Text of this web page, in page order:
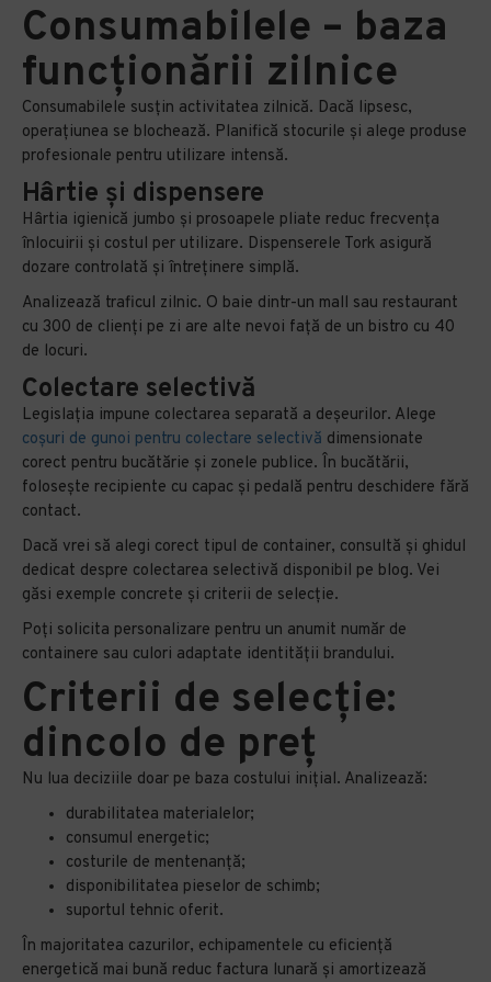
Consumabilele – baza
funcționării zilnice
Consumabilele susțin activitatea zilnică. Dacă lipsesc,
operațiunea se blochează. Planifică stocurile și alege produse
profesionale pentru utilizare intensă.
Hârtie și dispensere
Hârtia igienică jumbo și prosoapele pliate reduc frecvența
înlocuirii și costul per utilizare. Dispenserele Tork asigură
dozare controlată și întreținere simplă.
Analizează traficul zilnic. O baie dintr-un mall sau restaurant
cu 300 de clienți pe zi are alte nevoi față de un bistro cu 40
de locuri.
Colectare selectivă
Legislația impune colectarea separată a deșeurilor. Alege
coșuri de gunoi pentru colectare selectivă dimensionate
corect pentru bucătărie și zonele publice. În bucătării,
folosește recipiente cu capac și pedală pentru deschidere fără
contact.
Dacă vrei să alegi corect tipul de container, consultă și ghidul
dedicat despre colectarea selectivă disponibil pe blog. Vei
găsi exemple concrete și criterii de selecție.
Poți solicita personalizare pentru un anumit număr de
containere sau culori adaptate identității brandului.
Criterii de selecție:
dincolo de preț
Nu lua deciziile doar pe baza costului inițial. Analizează:
durabilitatea materialelor;
consumul energetic;
costurile de mentenanță;
disponibilitatea pieselor de schimb;
suportul tehnic oferit.
În majoritatea cazurilor, echipamentele cu eficiență
energetică mai bună reduc factura lunară și amortizează